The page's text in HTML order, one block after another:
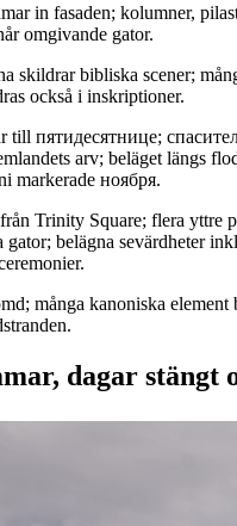
in fasaden; kolumner,
omgivande gator.
skildrar bibliska scener;
också i inskriptioner.
till пятидесятнице;
arv; beläget längs
markerade ноября.
Trinity Square; flera
gator; belägna sevärdheter
många kanoniska
dagar